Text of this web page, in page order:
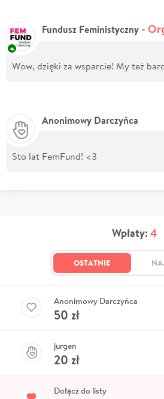
Fundusz Feministyczny -
Wow, dzięki za wsparcie! My też
Anonimowy Darczyńca
Sto lat FemFund! <3
Wpłaty: 4
OSTATNIE
Anonimowy Darczyńca
50 zł
jurgen
20 zł
Dołącz do listy